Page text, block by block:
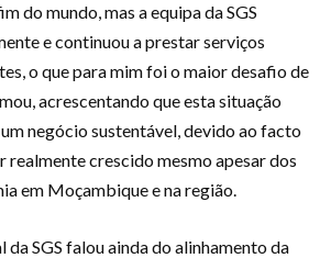
do mundo, mas a equipa da SGS
e continuou a prestar serviços
o que para mim foi o maior desafio de
acrescentando que esta situação
um negócio sustentável, devido ao facto
realmente crescido mesmo apesar dos
em Moçambique e na região.
SGS falou ainda do alinhamento da